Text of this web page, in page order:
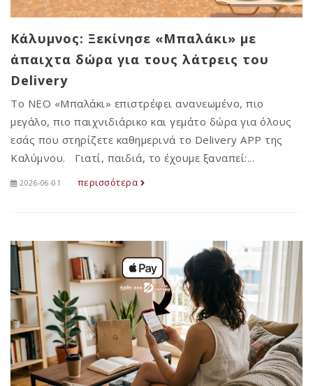
Κάλυμνος: Ξεκίνησε «Μπαλάκι» με
άπαιχτα δώρα για τους λάτρεις του
Delivery
Το ΝΕΟ «Μπαλάκι» επιστρέφει ανανεωμένο, πιο
μεγάλο, πιο παιχνιδιάρικο και γεμάτο δώρα για όλους
εσάς που στηρίζετε καθημερινά το Delivery APP της
Καλύμνου. Γιατί, παιδιά, το έχουμε ξαναπεί:...
2026-06-01 περισσότερα